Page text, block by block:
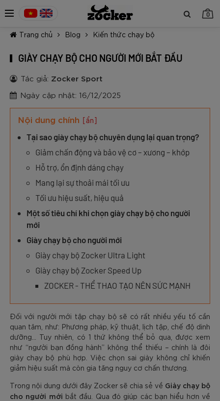
0
TIẾP TỤC MUA HÀNG
Trang chủ Blog Kiến thức chạy bộ
GIÀY CHẠY BỘ CHO NGƯỜI MỚI BẮT ĐẦU
Tác giả: Zocker Sport
Ngày cập nhật: 16/12/2025
Nội dung chính [ẩn]
Tại sao giày chạy bộ chuyên dụng lại quan trọng?
Giảm chấn động và bảo vệ cơ – xương – khớp
Hỗ trợ, ổn định dáng chạy
Mang lại sự thoải mái tối ưu
Tối ưu hiệu suất, hiệu quả
Một số tiêu chí khi chọn giày chạy bộ cho người
mới
Giày chạy bộ cho người mới
Giày chạy bộ Zocker Ultra Light
Giày chạy bộ Zocker Speed Up
ZOCKER - THỂ THAO TẠO NÊN SỨC MẠNH
Đối với người mới tập chạy bộ sẽ có rất nhiều yếu tố cần
quan tâm, như: Phương pháp, kỹ thuật, lịch tập, chế độ dinh
dưỡng… Tuy nhiên, có 1 thứ không thể bỏ qua, được xem
như “người bạn đồng hành” không thể thiếu – chính là đôi
giày chạy bộ phù hợp. Việc chọn sai giày không chỉ khiến
giảm hiệu suất mà còn gia tăng nguy cơ chấn thương.
Trong nội dung dưới đây Zocker sẽ chia sẻ về Giày chạy bộ
cho người mới bắt đầu. Qua đó giúp các bạn hiểu hơn về